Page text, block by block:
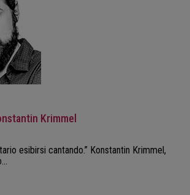
Krimmel
esibirsi cantando.” Konstantin Krimmel,